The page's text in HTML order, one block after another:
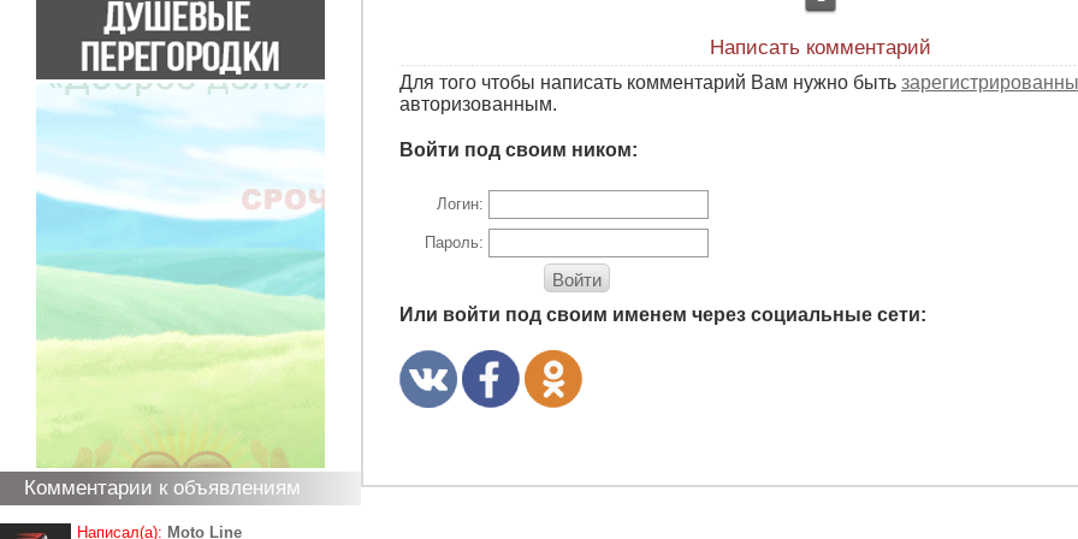
Комментарии к объявлениям
Написал(а): Moto Line
Написать комментарий
Для того чтобы написать комментарий Вам нужно быть
авторизованным.
Войти под своим ником:
Логин:
Пароль:
Войти
Или войти под своим именем через социальные сети: